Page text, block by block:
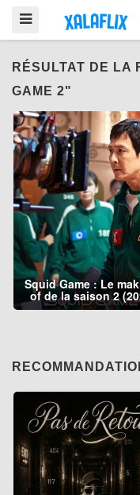
RÉSULTAT DE LA
GAME 2"
Squid Game : Le
of de la saison 2